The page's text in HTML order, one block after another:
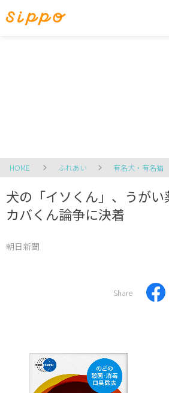
HOME ふれあい 有名犬・有名猫
犬の「イソくん」、うが
カバくん論争に決着
朝日新聞
Share